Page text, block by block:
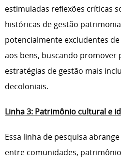
estimuladas reflexões críticas
históricas de gestão
potencialmente excludentes
aos bens, buscando promover
estratégias de gestão mais
decoloniais.
Linha 3: Patrimônio cultural e
Essa linha de pesquisa
entre comunidades,